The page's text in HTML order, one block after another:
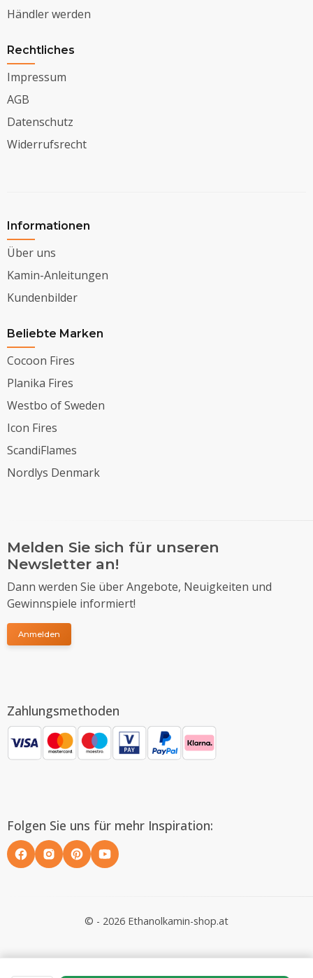
Händler werden
Rechtliches
Impressum
AGB
Datenschutz
Widerrufsrecht
Informationen
Über uns
Kamin-Anleitungen
Kundenbilder
Beliebte Marken
Cocoon Fires
Planika Fires
Westbo of Sweden
Icon Fires
ScandiFlames
Nordlys Denmark
Melden Sie sich für unseren
Newsletter an!
Dann werden Sie über Angebote, Neuigkeiten und
Gewinnspiele informiert!
Anmelden
Zahlungsmethoden
Folgen Sie uns für mehr Inspiration:
© - 2026 Ethanolkamin-shop.at